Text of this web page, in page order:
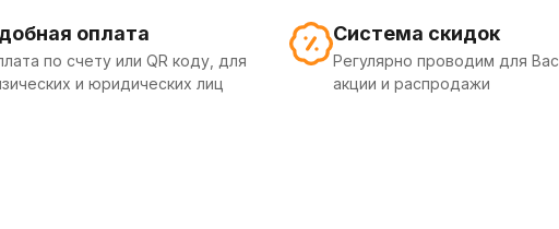
оплата
по счету или QR коду, для
и юридических лиц
Система скидок
Регулярно проводим для Вас
акции и распродажи